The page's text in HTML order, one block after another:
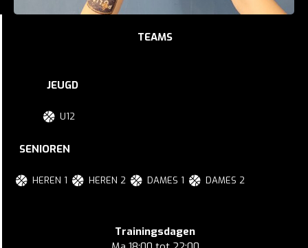
TEAMS
JEUGD
U12
SENIOREN
HEREN 1 HEREN 2 DAMES 1 DAMES 2
Trainingsdagen